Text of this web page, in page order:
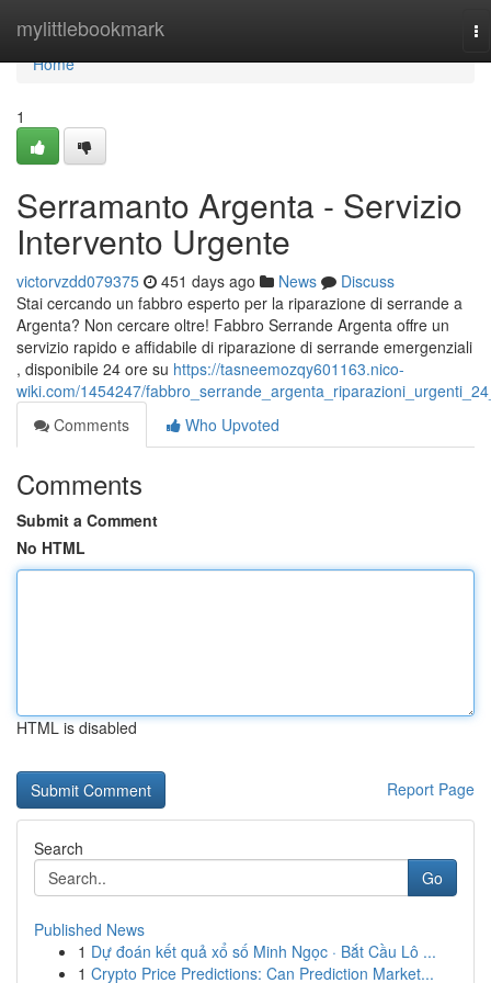
mylittlebookmark
Home
Home
1
Serramanto Argenta - Servizio
Intervento Urgente
victorvzdd079375 451 days ago News
Discuss
Stai cercando un fabbro esperto per la riparazione di serrande a
Argenta? Non cercare oltre! Fabbro Serrande Argenta offre un
servizio rapido e affidabile di riparazione di serrande emergenziali
, disponibile 24 ore su https://tasneemozqy601163.nico-
wiki.com/1454247/
Comments
Who Upvoted
Comments
Submit a Comment
No HTML
HTML is disabled
Report Page
Search
Go
Published News
1 Dự đoán kết quả xổ số Minh Ngọc · Bắt Cầu Lô ...
1 Crypto Price Predictions: Can Prediction Market...